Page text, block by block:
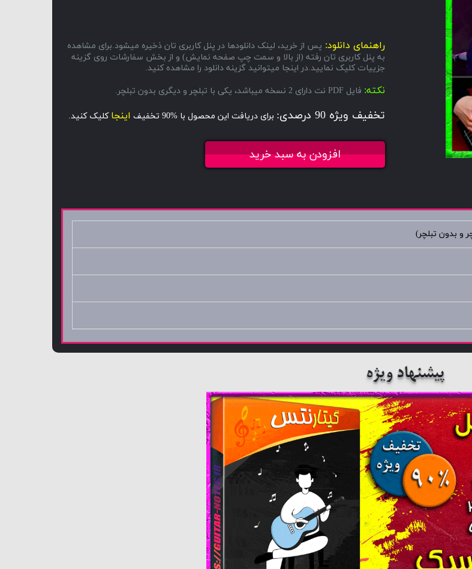
راهنمای دانلود: پس از خرید، لینک دانلودها در پنل کاربری تان ذخیره میشود.برای مشاهده
به پنل کاربری تان رفته (از بالا و سمت چپ صفحه نمایش) و از بخش سفارشات روی گزینه
جزییات کلیک نمایید.در اینجا میتوانید گزینه دانلود را مشاهده کنید.
نکته: فایل PDF نت دارای 2 نسخه میباشد، یکی با تبلچر و دیگری بدون تبلچر.
تخفیف ویژه 90 درصدی: برای دریافت این محصول با %90 تخفیف اینجا کلیک کنید.
افزودن به سبد خرید
پیشنهاد ویژه